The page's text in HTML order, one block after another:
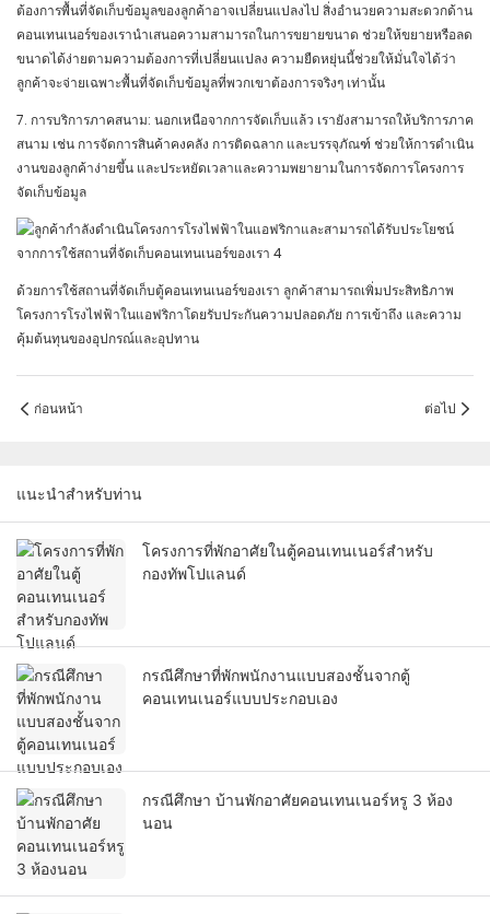
ต้องการพื้นที่จัดเก็บข้อมูลของลูกค้าอาจเปลี่ยนแปลงไป สิ่งอำนวยความสะดวกด้าน
คอนเทนเนอร์ของเรานำเสนอความสามารถในการขยายขนาด ช่วยให้ขยายหรือลด
ขนาดได้ง่ายตามความต้องการที่เปลี่ยนแปลง ความยืดหยุ่นนี้ช่วยให้มั่นใจได้ว่า
ลูกค้าจะจ่ายเฉพาะพื้นที่จัดเก็บข้อมูลที่พวกเขาต้องการจริงๆ เท่านั้น
7. การบริการภาคสนาม: นอกเหนือจากการจัดเก็บแล้ว เรายังสามารถให้บริการภาค
สนาม เช่น การจัดการสินค้าคงคลัง การติดฉลาก และบรรจุภัณฑ์ ช่วยให้การดำเนิน
งานของลูกค้าง่ายขึ้น และประหยัดเวลาและความพยายามในการจัดการโครงการ
จัดเก็บข้อมูล
ด้วยการใช้สถานที่จัดเก็บตู้คอนเทนเนอร์ของเรา ลูกค้าสามารถเพิ่มประสิทธิภาพ
โครงการโรงไฟฟ้าในแอฟริกาโดยรับประกันความปลอดภัย การเข้าถึง และความ
คุ้มต้นทุนของอุปกรณ์และอุปทาน
ก่อนหน้า ต่อไป
แนะนำสำหรับท่าน
โครงการที่พักอาศัยในตู้คอนเทนเนอร์สำหรับ
กองทัพโปแลนด์
กรณีศึกษาที่พักพนักงานแบบสองชั้นจากตู้
คอนเทนเนอร์แบบประกอบเอง
กรณีศึกษา บ้านพักอาศัยคอนเทนเนอร์หรู 3 ห้อง
นอน